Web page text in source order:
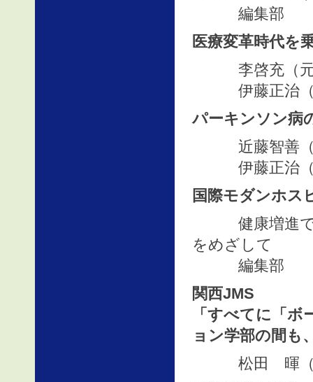
編集部
医療変革時代を
李啓充（元
伊藤正治（
パーキンソン病
近藤智善（和
伊藤正治（
国際モダンホス
健康増進で築
をめざして
編集部
関西JMS
「すべてに「
ョン学部の間も
松田 暉（兵